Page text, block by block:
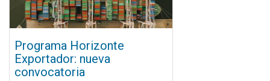
Programa Horizonte
Exportador: nueva
convocatoria